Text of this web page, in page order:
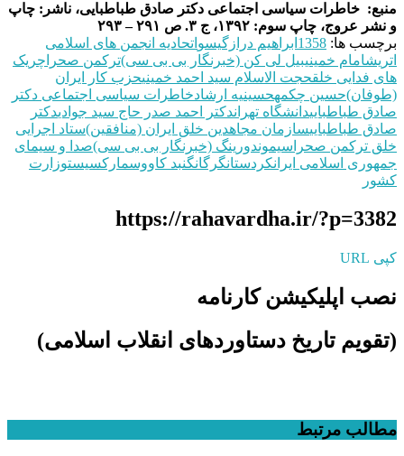
منبع: خاطرات سیاسی اجتماعی دکتر صادق طباطبایی، ناشر: چاپ
و نشر عروج، چاپ سوم: ۱۳۹۲، ج ۳. ص ۲۹۱ – ۲۹۳
برچسب ها: 1358 ابراهیم درازگیسو اتحادیه انجمن های اسلامی
اتریشامام خمینیبیل لی کن (خبرنگار بی بی سی)تركمن صحرا چریک
های فدایی خلقحجت الاسلام سید احمد خمینیحزب کار ایران
(طوفان)حسین چکمهحسینیه ارشادخاطرات سیاسی اجتماعی دکتر
صادق طباطباییدانشگاه تهراندکتر احمد صدر حاج سید جوادیدکتر
صادق طباطباییسازمان مجاهدین خلق ایران (منافقین)ستاد اجرایی
خلق ترکمن صحرا سیموندورینگ (خبرنگار بی بی سی)صدا و سیمای
جمهوری اسلامی ایرانکردستانگرگانگنبد کاووسمارکسیستوزارت
کشور
https://rahavardha.ir/?p=3382
کپی URL
نصب اپلیکیشن کارنامه
(تقویم تاریخ دستاوردهای انقلاب اسلامی​)
مطالب مرتبط